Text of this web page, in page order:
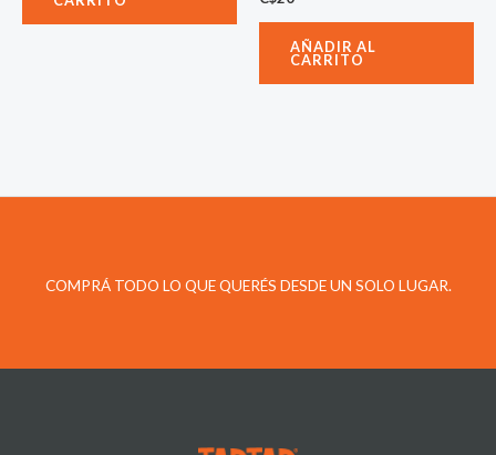
AÑADIR AL
CARRITO
COMPRÁ TODO LO QUE QUERÉS DESDE UN SOLO LUGAR.